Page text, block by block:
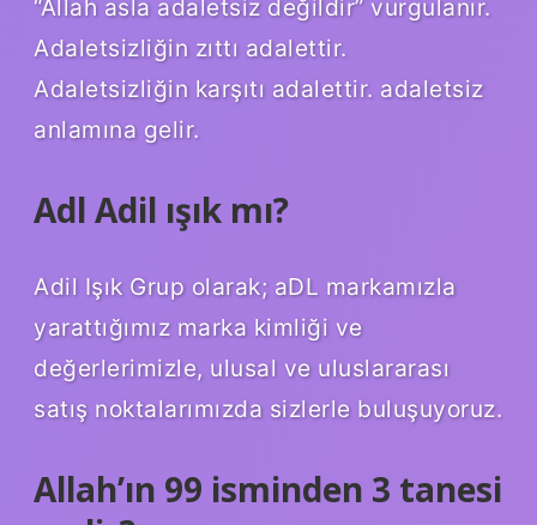
“Allah asla adaletsiz değildir” vurgulanır.
Adaletsizliğin zıttı adalettir.
Adaletsizliğin karşıtı adalettir. adaletsiz
anlamına gelir.
Adl Adil ışık mı?
Adil Işık Grup olarak; aDL markamızla
yarattığımız marka kimliği ve
değerlerimizle, ulusal ve uluslararası
satış noktalarımızda sizlerle buluşuyoruz.
Allah’ın 99 isminden 3 tanesi